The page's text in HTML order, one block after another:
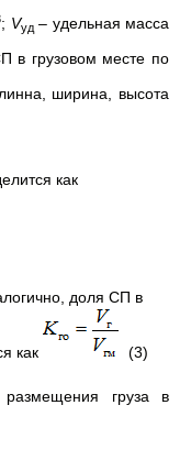
; Vуд– удельная масса
в грузовом месте по
ширина, высота
как
доля СП в
как (3)
груза в